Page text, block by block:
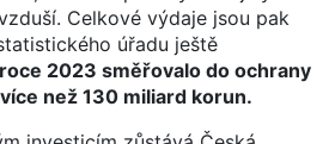
Celkové výdaje jsou pak
úřadu ještě
2023 směřovalo do ochrany
než 130 miliard korun.